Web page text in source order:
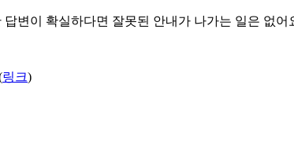
변이 확실하다면 잘못된 안내가 나가는 일은 없어
링크)